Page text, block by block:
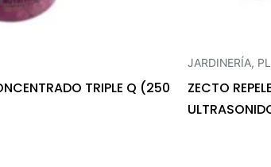
TRIPLE Q (250
JARDINERÍA,
ZECTO